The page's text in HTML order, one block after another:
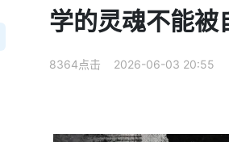
学的灵魂不能被
8364点击 2026-06-03 20:55